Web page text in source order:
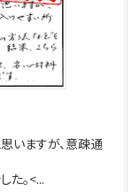
いますが、意疎通
た。<...